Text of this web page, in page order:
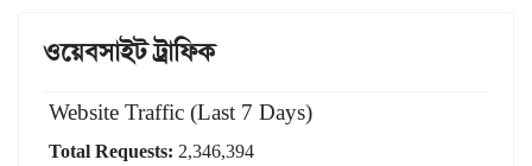
ওয়েবসাইট ট্রাফিক
Website Traffic (Last 7 Days)
Total Requests: 2,346,394